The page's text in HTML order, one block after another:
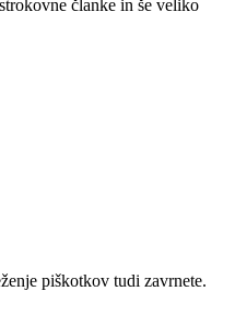
članke in še veliko
piškotkov tudi zavrnete.